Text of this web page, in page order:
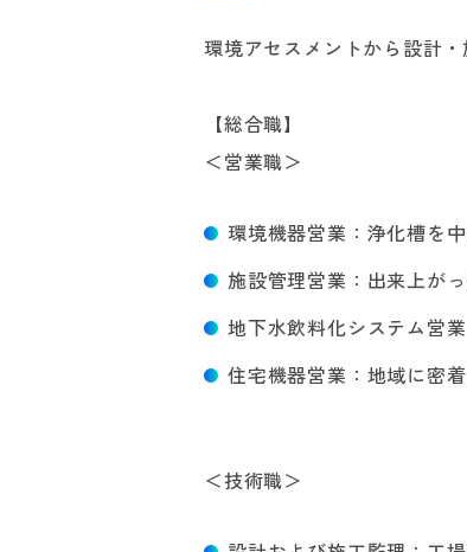
環境アセスメントから設計
【総合職】
＜営業職＞
環境機器営業：浄化槽を
施設管理営業：出来上が
地下水飲料化システム営
住宅機器営業：地域に密
＜技術職＞